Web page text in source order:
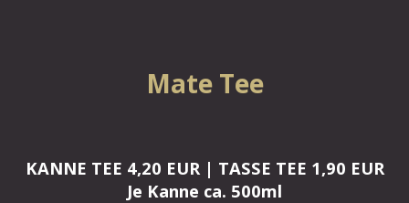
Mate Tee
KANNE TEE 4,20 EUR | TASSE TEE 1,90 EUR
Je Kanne ca. 500ml